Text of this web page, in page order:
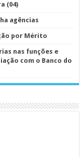
(04)
agências
por Mérito
nas funções e
com o Banco do